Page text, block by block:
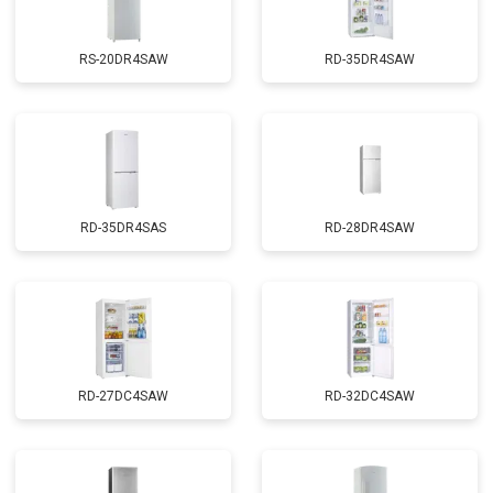
RS-20DR4SAW RD-35DR4SAW
RD-35DR4SAS RD-28DR4SAW
RD-27DC4SAW RD-32DC4SAW